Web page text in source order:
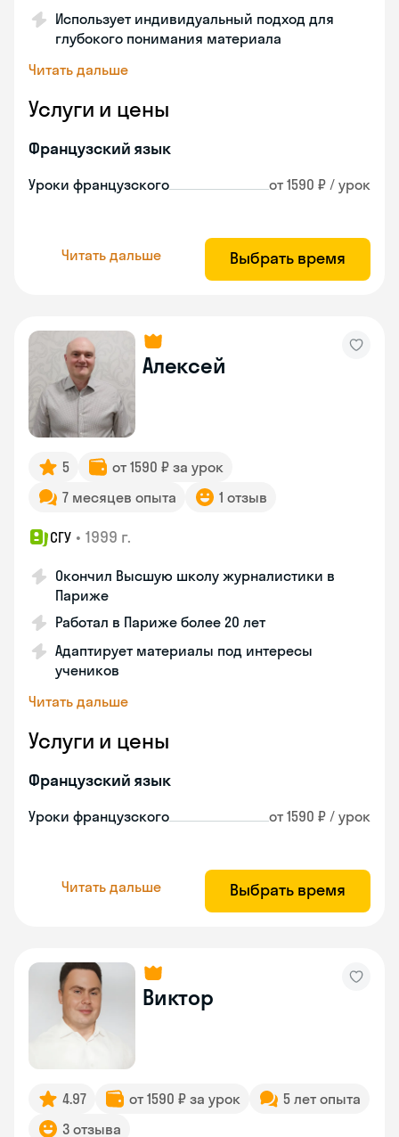
Использует индивидуальный подход для
глубокого понимания материала
Читать дальше
Услуги и цены
Французский язык
Уроки французского от 1590 ₽ / урок
Читать дальше Выбрать время
Алексей
5
от 1590 ₽ за урок
7 месяцев опыта
1 отзыв
СГУ • 1999 г.
Окончил Высшую школу журналистики в
Париже
Работал в Париже более 20 лет
Адаптирует материалы под интересы
учеников
Читать дальше
Услуги и цены
Французский язык
Уроки французского от 1590 ₽ / урок
Читать дальше Выбрать время
Виктор
4.97 от 1590 ₽ за урок
5 лет опыта
3 отзыва